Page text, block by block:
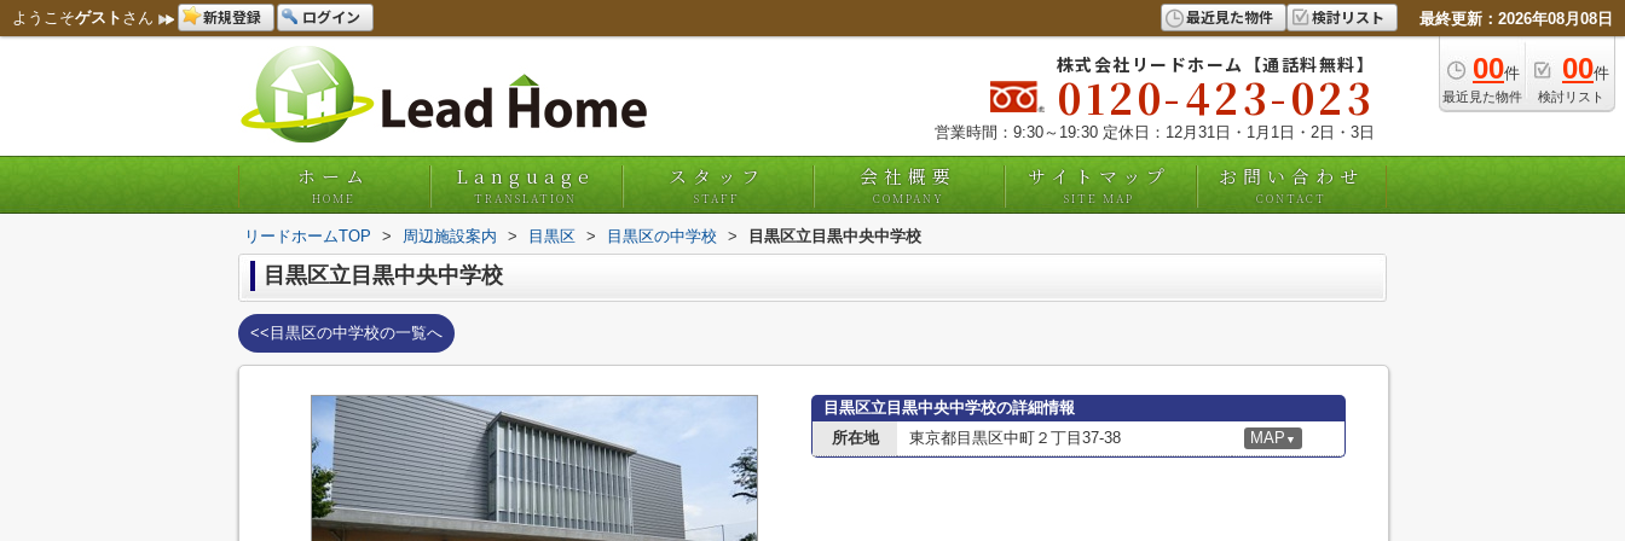
ようこそゲスト さん 新規登録 ログイン 最近見た物件 検討リスト 最終更新：2026年08月08日
00件
最近見た物件
00件
検討リスト
株式会社リードホーム【通話料無料】
0120-423-023
営業時間：9:30～19:30 定休日：12月31日・1月1日・2日・3日
ホーム
HOME
Language
TRANSLATION
スタッフ
STAFF
会社概要
COMPANY
サイトマップ
SITE MAP
お問い合わせ
CONTACT
リードホームTOP > 周辺施設案内 > 目黒区 > 目黒区の中学校 > 目黒区立目黒中央中学校
目黒区立目黒中央中学校
<<目黒区の中学校の一覧へ
目黒区立目黒中央中学校の詳細情報
所在地
東京都目黒区中町２丁目37-38 MAP ▼